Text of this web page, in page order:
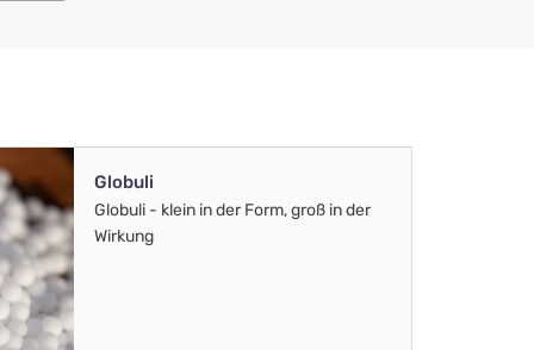
Globuli
Globuli - klein in der Form, groß in der
Wirkung